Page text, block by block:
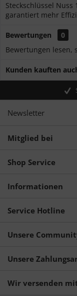
Steckschlüssel Nuss
garantiert mehr
Bewertungen
0
Bewertungen lesen,
Kunden kauften
Newsletter
Mitglied bei
Shop Service
Informationen
Service Hotline
Unsere
Unsere
Wir versenden